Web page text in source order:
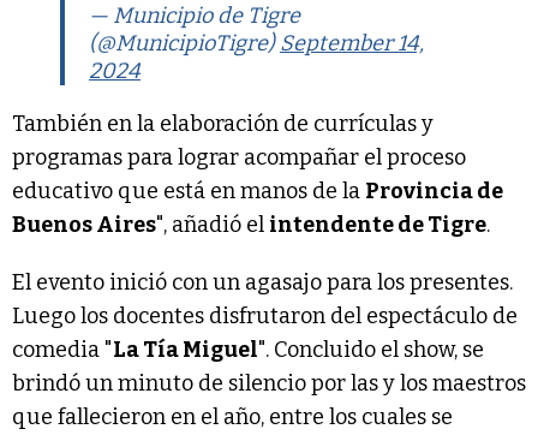
— Municipio de Tigre
(@MunicipioTigre)September 14,
2024
También en la elaboración de currículas y
programas para lograr acompañar el proceso
educativo que está en manos de la Provincia de
Buenos Aires", añadió el intendente de Tigre.
El evento inició con un agasajo para los presentes.
Luego los docentes disfrutaron del espectáculo de
comedia "La Tía Miguel". Concluido el show, se
brindó un minuto de silencio por las y los maestros
que fallecieron en el año, entre los cuales se